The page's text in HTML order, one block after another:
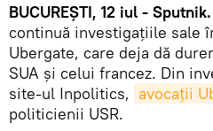
BUCUREȘTI, 12 iul - Sputnik.
continuă investigațiile sale
Ubergate, care deja dă
SUA și celui francez. Din
site-ul Inpolitics, avocații
politicienii USR.